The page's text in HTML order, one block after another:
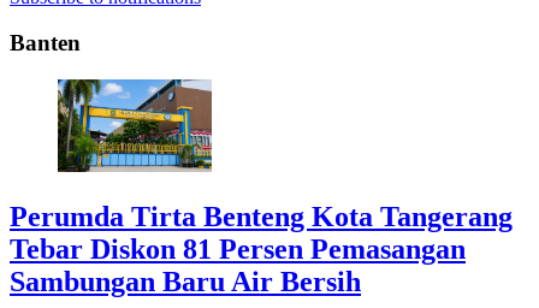
Banten
Perumda Tirta Benteng Kota Tangerang
Tebar Diskon 81 Persen Pemasangan
Sambungan Baru Air Bersih